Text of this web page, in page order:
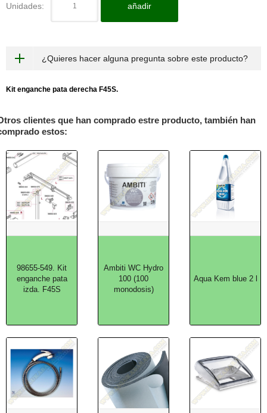
Unidades: añadir
¿Quieres hacer alguna pregunta sobre este producto?
Kit enganche pata derecha F45S.
clientes que han comprado estre producto, también han
estos:
98655-549. Kit
enganche pata
izda. F45S
Ambiti WC Hydro
100 (100
monodosis)
Aqua Kem blue 2 l